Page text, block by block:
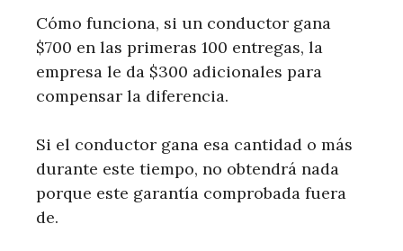
Cómo funciona, si un conductor gana
$700 en las primeras 100 entregas, la
empresa le da $300 adicionales para
compensar la diferencia.
Si el conductor gana esa cantidad o más
durante este tiempo, no obtendrá nada
porque este garantía comprobada fuera
de.